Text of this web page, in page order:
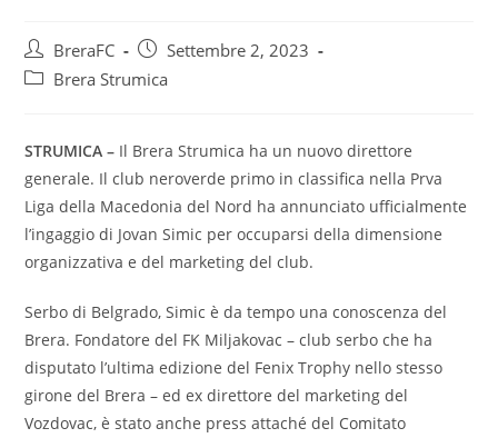
BreraFC
Settembre 2, 2023
Brera Strumica
STRUMICA – Il Brera Strumica ha un nuovo direttore
generale. Il club neroverde primo in classifica nella Prva
Liga della Macedonia del Nord ha annunciato ufficialmente
l’ingaggio di Jovan Simic per occuparsi della dimensione
organizzativa e del marketing del club.
Serbo di Belgrado, Simic è da tempo una conoscenza del
Brera. Fondatore del FK Miljakovac – club serbo che ha
disputato l’ultima edizione del Fenix Trophy nello stesso
girone del Brera – ed ex direttore del marketing del
Vozdovac, è stato anche press attaché del Comitato